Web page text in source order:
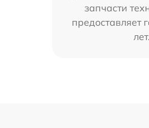
запчасти
предоставляет
лет.